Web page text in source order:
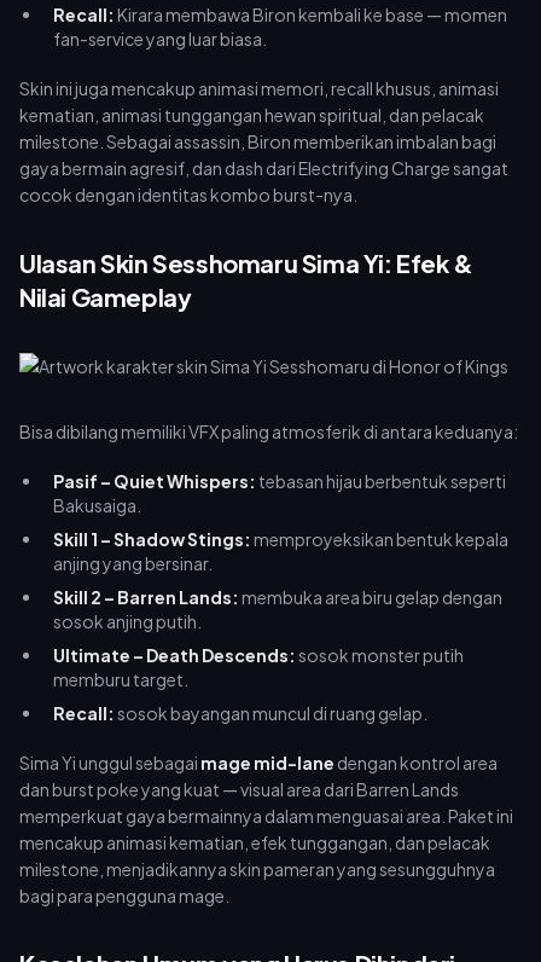
Recall: Kirara membawa Biron kembali ke base — momen
fan-service yang luar biasa.
Skin ini juga mencakup animasi memori, recall khusus, animasi
kematian, animasi tunggangan hewan spiritual, dan pelacak
milestone. Sebagai assassin, Biron memberikan imbalan bagi
gaya bermain agresif, dan dash dari Electrifying Charge sangat
cocok dengan identitas kombo burst-nya.
Ulasan Skin Sesshomaru Sima Yi: Efek &
Nilai Gameplay
Bisa dibilang memiliki VFX paling atmosferik di antara keduanya:
Pasif – Quiet Whispers: tebasan hijau berbentuk seperti
Bakusaiga.
Skill 1 – Shadow Stings: memproyeksikan bentuk kepala
anjing yang bersinar.
Skill 2 – Barren Lands: membuka area biru gelap dengan
sosok anjing putih.
Ultimate – Death Descends: sosok monster putih
memburu target.
Recall: sosok bayangan muncul di ruang gelap.
Sima Yi unggul sebagai mage mid-lane dengan kontrol area
dan burst poke yang kuat — visual area dari Barren Lands
memperkuat gaya bermainnya dalam menguasai area. Paket ini
mencakup animasi kematian, efek tunggangan, dan pelacak
milestone, menjadikannya skin pameran yang sesungguhnya
bagi para pengguna mage.